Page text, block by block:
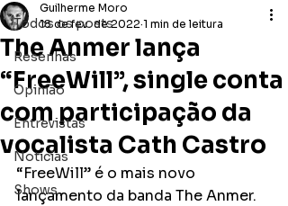
Todos os posts
Resenhas
Opinião
Entrevistas
Notícias
Shows
The Anmer lança
“FreeWill”, single conta
com participação da
vocalista Cath Castro
Guilherme Moro
18 de fev. de 2022 1 min de leitura
“FreeWill” é o mais novo
lançamento da banda The Anmer.